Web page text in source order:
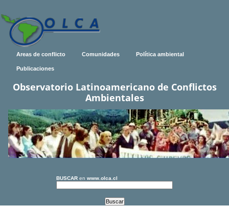
Areas de conflicto Comunidades Política ambiental
Publicaciones
Observatorio Latinoamericano de Conflictos
Ambientales
BUSCAR en www.olca.cl